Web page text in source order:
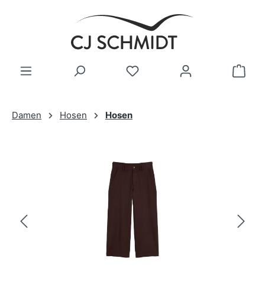
Zum Hauptinhalt springen
Damen Hosen Hosen